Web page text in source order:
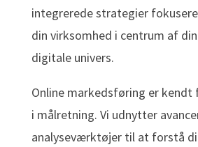
integrerede strategier
din virksomhed i centrum af
digitale univers.
Online markedsføring er
i målretning. Vi udnytter
analyseværktøjer til at forstå